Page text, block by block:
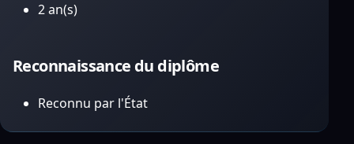
2 an(s)
Reconnaissance du diplôme
Reconnu par l'État